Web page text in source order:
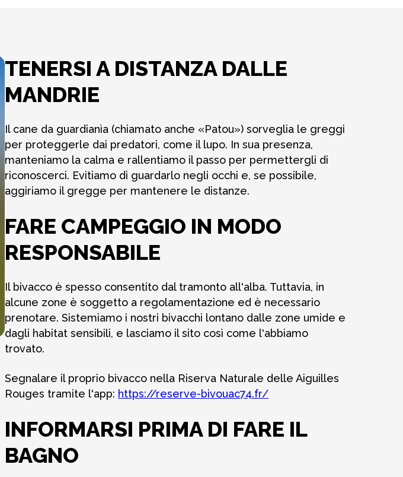
TENERSI A DISTANZA DALLE
MANDRIE
Il cane da guardianìa (chiamato anche «Patou») sorveglia le greggi
per proteggerle dai predatori, come il lupo. In sua presenza,
manteniamo la calma e rallentiamo il passo per permettergli di
riconoscerci. Evitiamo di guardarlo negli occhi e, se possibile,
aggiriamo il gregge per mantenere le distanze.
FARE CAMPEGGIO IN MODO
RESPONSABILE
Il bivacco è spesso consentito dal tramonto all'alba. Tuttavia, in
alcune zone è soggetto a regolamentazione ed è necessario
prenotare. Sistemiamo i nostri bivacchi lontano dalle zone umide e
dagli habitat sensibili, e lasciamo il sito così come l'abbiamo
trovato.
Segnalare il proprio bivacco nella Riserva Naturale delle Aiguilles
Rouges tramite l'app: https://reserve-bivouac74.fr/
INFORMARSI PRIMA DI FARE IL
BAGNO